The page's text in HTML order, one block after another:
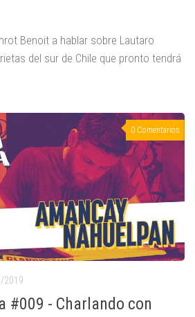
Benoit a hablar sobre Lautaro
del sur de Chile que pronto tendrá
0 Comentarios
2019
#009 - Charlando con